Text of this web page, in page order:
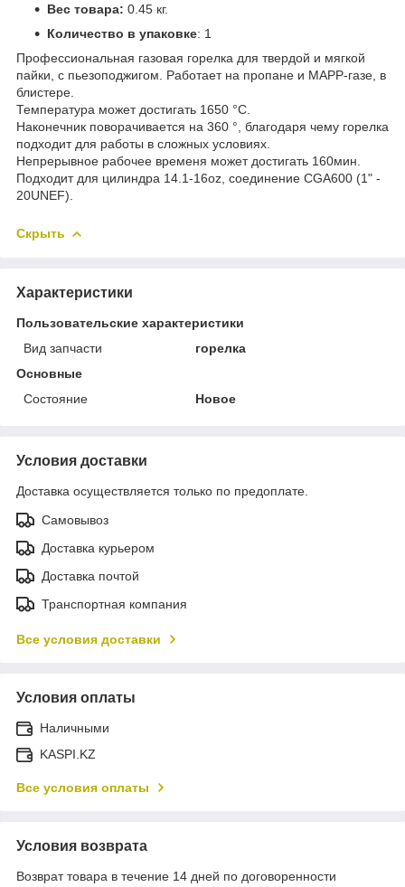
Вес товара: 0.45 кг.
Количество в упаковке: 1
Профессиональная газовая горелка для твердой и мягкой
пайки, с пьезоподжигом. Работает на пропане и MAPP-газе, в
блистере.
Температура может достигать 1650 °C.
Наконечник поворачивается на 360 °, благодаря чему горелка
подходит для работы в сложных условиях.
Непрерывное рабочее временя может достигать 160мин.
Подходит для цилиндра 14.1-16oz, соединение CGA600 (1" -
20UNEF).
Скрыть
Характеристики
Пользовательские характеристики
Вид запчасти
горелка
Основные
Состояние
Новое
Условия доставки
Доставка осуществляется только по предоплате.
Самовывоз
Доставка курьером
Доставка почтой
Транспортная компания
Все условия доставки
Условия оплаты
Наличными
KASPI.KZ
Все условия оплаты
Условия возврата
Возврат товара в течение 14 дней по договоренности